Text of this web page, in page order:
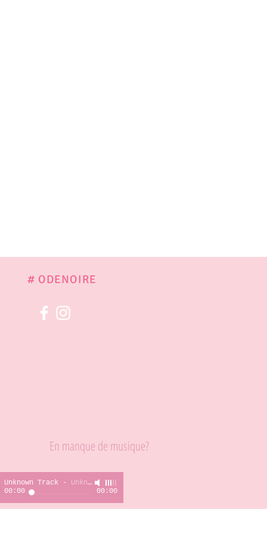
# ODENOIRE
Unknown Track - Unknown Artist
00:00
00:00
En manque de musique?